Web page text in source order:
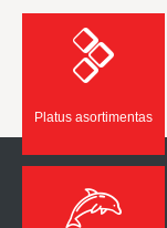
Platus asortimentas